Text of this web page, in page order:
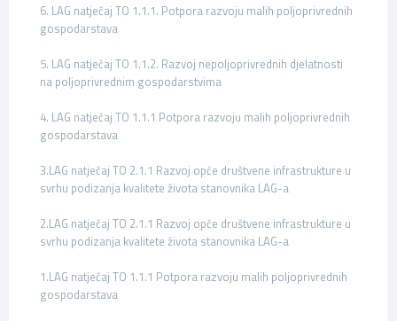
6. LAG natječaj TO 1.1.1. Potpora razvoju malih poljoprivrednih
gospodarstava
5. LAG natječaj TO 1.1.2. Razvoj nepoljoprivrednih djelatnosti
na poljoprivrednim gospodarstvima
4. LAG natječaj TO 1.1.1 Potpora razvoju malih poljoprivrednih
gospodarstava
3.LAG natječaj TO 2.1.1 Razvoj opće društvene infrastrukture u
svrhu podizanja kvalitete života stanovnika LAG-a
2.LAG natječaj TO 2.1.1 Razvoj opće društvene infrastrukture u
svrhu podizanja kvalitete života stanovnika LAG-a
1.LAG natječaj TO 1.1.1 Potpora razvoju malih poljoprivrednih
gospodarstava